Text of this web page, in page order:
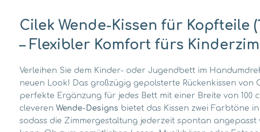
Cilek Wende-Kissen für Kopfteile
– Flexibler Komfort fürs
Verleihen Sie dem Kinder- oder Jugendbett im
neuen Look! Das großzügig gepolsterte Rückenkissen von
perfekte Ergänzung für jedes Bett mit einer Breite von 100
cleveren Wende-Designs bietet das Kissen zwei Farbtöne in
sodass die Zimmergestaltung jederzeit spontan angepasst